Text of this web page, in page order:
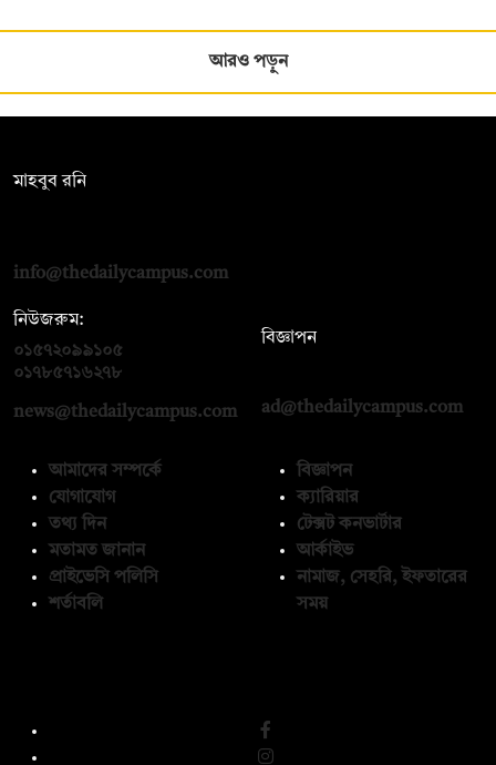
আরও পড়ুন
মাহবুব রনি
info@thedailycampus.com
নিউজরুম:
০১৫৭২০৯৯১০৫
০১৭৮৫৭১৬২৭৮
news@thedailycampus.com
বিজ্ঞাপন
ad@thedailycampus.com
আমাদের সম্পর্কে
যোগাযোগ
তথ্য দিন
মতামত জানান
প্রাইভেসি পলিসি
শর্তাবলি
বিজ্ঞাপন
ক্যারিয়ার
টেক্সট কনভার্টার
আর্কাইভ
নামাজ, সেহরি, ইফতারের
সময়